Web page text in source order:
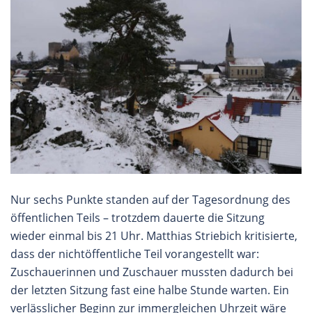
Nur sechs Punkte standen auf der Tagesordnung des
öffentlichen Teils – trotzdem dauerte die Sitzung
wieder einmal bis 21 Uhr. Matthias Striebich kritisierte,
dass der nichtöffentliche Teil vorangestellt war:
Zuschauerinnen und Zuschauer mussten dadurch bei
der letzten Sitzung fast eine halbe Stunde warten. Ein
verlässlicher Beginn zur immergleichen Uhrzeit wäre